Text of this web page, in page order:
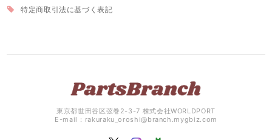
特定商取引法に基づく表記
東京都世田谷区弦巻2-3-7 株式会社WORLDPORT
E-mail： rakuraku_oroshi@branch.mygbiz.com